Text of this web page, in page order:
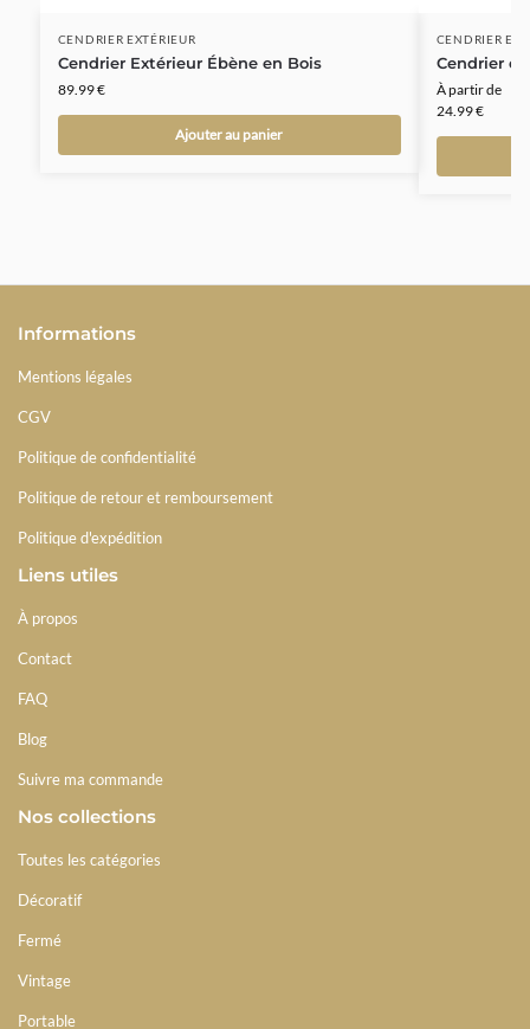
CENDRIER EXTÉRIEUR
Cendrier Extérieur Ébène en Bois
89.99€
Ajouter au panier
CENDRIER EN
Cendrier
À partir de
24.99€
Informations
Mentions légales
CGV
Politique de confidentialité
Politique de retour et remboursement
Politique d'expédition
Liens utiles
À propos
Contact
FAQ
Blog
Suivre ma commande
Nos collections
Toutes les catégories
Décoratif
Fermé
Vintage
Portable